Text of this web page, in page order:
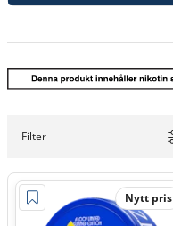
Filter
Nytt pris